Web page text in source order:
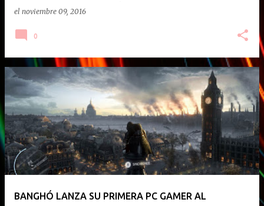
el noviembre 09, 2016
0
BANGHÓ LANZA SU PRIMERA PC GAMER AL